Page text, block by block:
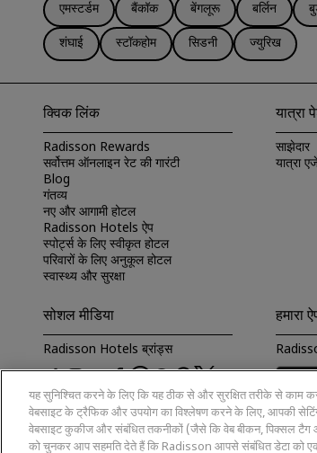
एमस्टर्डम बैंकॉक बेंगलूरू बर्लिन
शंघाई
स्टॉकहोम सिडनी ज्युरिख
क्विक लिंक
Radisson Rewards
सर्वोत्तम ऑनलाइन रेट की गारंटी
Blog
गंतव्य
नए और आगामी होटल
Radisson Hotels ऐप
स्पोर्ट्स के लिए स्वीकृत होटल
परिवारों के लिए अनुकूल होटल
स्वास्थ्य और सुरक्षा
यात्रा
साझेदार
यात्रा
सोशल मीडिया
Radisson Hotels ब्रांड्स
हमारा
यह सुनिश्चित करने के लिए कि यह ठीक से और सुरक्षित तरीके से काम
वेबसाइट के ट्रैफिक और उपयोग का विश्लेषण करने के लिए, आपकी
वेबसाइट कुकीज और संबंधित तकनीकों (जैसे कि वेब बीकन, पिक्सल
को चुनकर आप सहमति देते हैं कि Radisson आपसे संबंधित डेटा को